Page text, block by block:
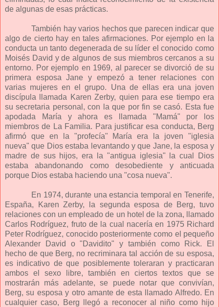
de algunas de esas prácticas.
También hay varios hechos que parecen indicar que
algo de cierto hay en tales afirmaciones. Por ejemplo en la
conducta un tanto degenerada de su líder el conocido como
Moisés David y de algunos de sus miembros cercanos a su
entorno. Por ejemplo en 1969, al parecer se divorció de su
primera esposa Jane y empezó a tener relaciones con
varias mujeres en el grupo. Una de ellas era una joven
discípula llamada Karen Zerby, quien para ese tiempo era
su secretaria personal, con la que por fin se casó. Esta fue
apodada María y ahora es llamada "Mamá" por los
miembros de La Familia. Para justificar esa conducta, Berg
afirmó que en la "profecía" María era la joven "iglesia
nueva" que Dios estaba levantando y que Jane, la esposa y
madre de sus hijos, era la "antigua iglesia" la cual Dios
estaba abandonando como desobediente y anticuada
porque Dios estaba haciendo una "cosa nueva".
En 1974, durante una estancia temporal en Tenerife,
España, Karen Zerby, la segunda esposa de Berg, tuvo
relaciones con un empleado de un hotel de la zona, llamado
Carlos Rodríguez, fruto de la cual nacería en 1975 Richard
Peter Rodríguez, conocido posteriormente como el pequeño
Alexander David o "Davidito" y también como Rick. El
hecho de que Berg, no recriminara tal acción de su esposa,
es indicativo de que posiblemente toleraran y practicaran
ambos el sexo libre, también en ciertos textos que se
mostrarán más adelante, se puede notar que convivían,
Berg, su esposa y otro amante de esta llamado Alfredo. En
cualquier caso, Berg llegó a reconocer al niño como hijo